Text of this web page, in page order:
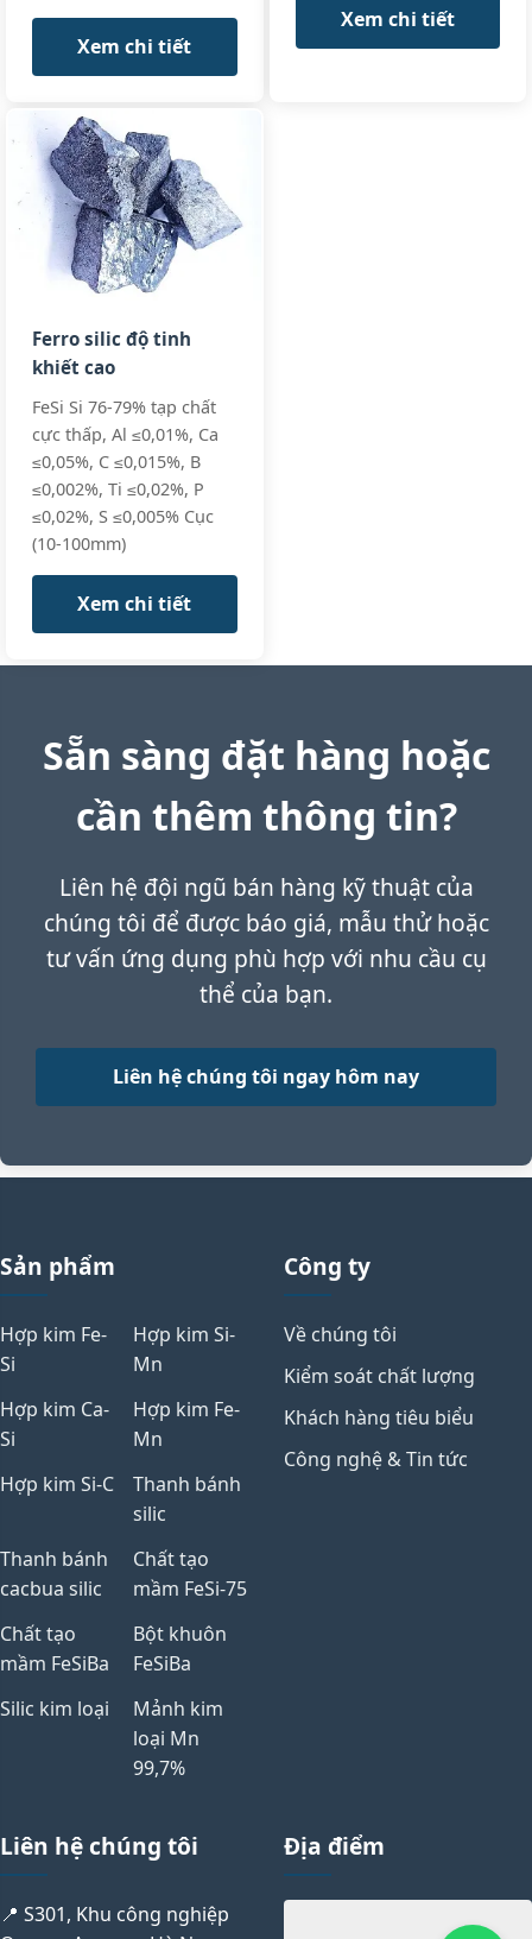
Xem chi tiết
Xem chi tiết
Ferro silic độ tinh
khiết cao
FeSi Si 76-79% tạp chất
cực thấp, Al ≤0,01%, Ca
≤0,05%, C ≤0,015%, B
≤0,002%, Ti ≤0,02%, P
≤0,02%, S ≤0,005% Cục
(10-100mm)
Xem chi tiết
Sẵn sàng đặt hàng hoặc
cần thêm thông tin?
Liên hệ đội ngũ bán hàng kỹ thuật của
chúng tôi để được báo giá, mẫu thử hoặc
tư vấn ứng dụng phù hợp với nhu cầu cụ
thể của bạn.
Liên hệ chúng tôi ngay hôm nay
Sản phẩm
Hợp kim Fe-
Si
Hợp kim Si-
Mn
Hợp kim Ca-
Si
Hợp kim Fe-
Mn
Hợp kim Si-C
Thanh bánh
silic
Thanh bánh
cacbua silic
Chất tạo
mầm FeSi-75
Chất tạo
mầm FeSiBa
Bột khuôn
FeSiBa
Silic kim loại
Mảnh kim
loại Mn
99,7%
Công ty
Về chúng tôi
Kiểm soát chất lượng
Khách hàng tiêu biểu
Công nghệ & Tin tức
Liên hệ chúng tôi
📍 S301, Khu công nghiệp
Địa điểm